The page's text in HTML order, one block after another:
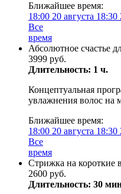
Ближайшее время:
18:00 20 августа 18:30
Все
время
Абсолютное счастье
3999 руб.
Длительность: 1 ч.
Концептуальная
увлажнения волос на
Ближайшее время:
18:00 20 августа 18:30
Все
время
Стрижка на короткие
2600 руб.
Длительность: 30